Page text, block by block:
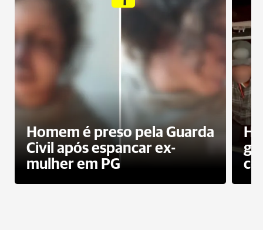
Homem é preso pela Guarda
Civil após espancar ex-
mulher em PG